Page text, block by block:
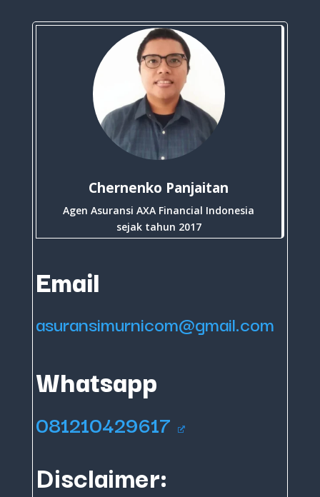
Chernenko Panjaitan
Agen Asuransi AXA Financial Indonesia
sejak tahun 2017
Email
asuransimurnicom@gmail.com
Whatsapp
081210429617
Disclaimer: